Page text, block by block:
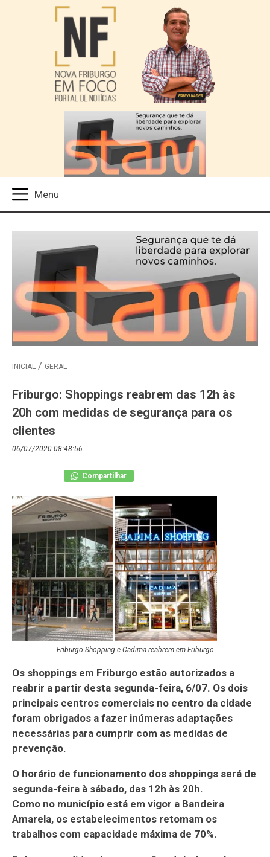
INICIAL GERAL
Friburgo: Shoppings reabrem das 12h às
20h com medidas de segurança para os
clientes
06/07/2020 08:48:56
Compartilhar
Friburgo Shopping e Cadima reabrem em Friburgo
Os shoppings em Friburgo estão autorizados a
reabrir a partir desta segunda-feira, 6/07. Os dois
principais centros comerciais no centro da cidade
foram obrigados a fazer inúmeras adaptações
necessárias para cumprir com as medidas de
prevenção.
O horário de funcionamento dos shoppings será de
segunda-feira à sábado, das 12h às 20h.
Como no município está em vigor a Bandeira
Amarela, os estabelecimentos retomam os
trabalhos com capacidade máxima de 70%.